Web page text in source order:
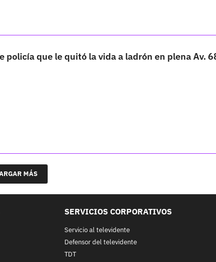
policía que le quitó la vida a ladrón en plena Av.
MÁS
SERVICIOS CORPORATIVOS
Servicio al televidente
Defensor del televidente
TDT